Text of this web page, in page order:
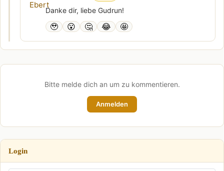
Danke dir, liebe Gudrun!
🥹 😮 🤔 😂 🤩
Bitte melde dich an um zu kommentieren.
Anmelden
Login